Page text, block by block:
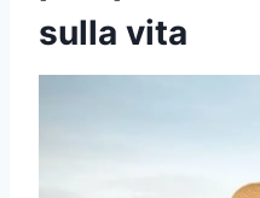
sulla vita